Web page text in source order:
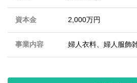
資本金 2,000万円
事業内容 婦人衣料、婦人服飾